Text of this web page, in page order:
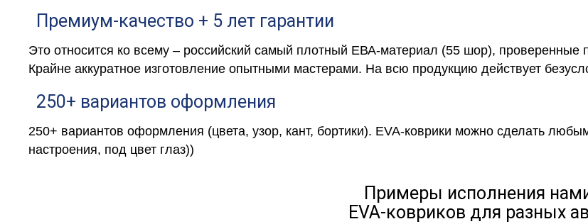
Премиум-качество + 5 лет гарантии
Это относится ко всему – российский самый плотный ЕВА-материал (55 шор), проверенные
Крайне аккуратное изготовление опытными мастерами. На всю продукцию действует
250+ вариантов оформления
250+ вариантов оформления (цвета, узор, кант, бортики). EVA-коврики можно сделать
настроения, под цвет глаз))
Примеры исполнения
EVA-ковриков для разных